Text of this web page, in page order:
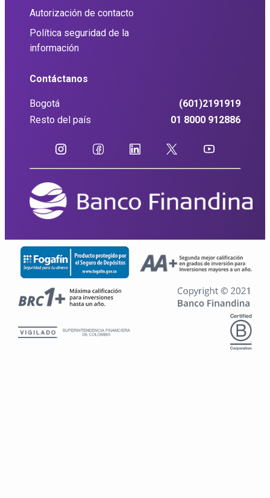
Autorización de contacto
Política seguridad de la
información
Contáctanos
Bogotá
(601)2191919
Resto del país
01 8000 912886